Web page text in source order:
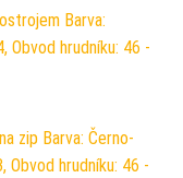
Barva:
Obvod hrudníku: 46 -
zip Barva: Černo-
Obvod hrudníku: 46 -